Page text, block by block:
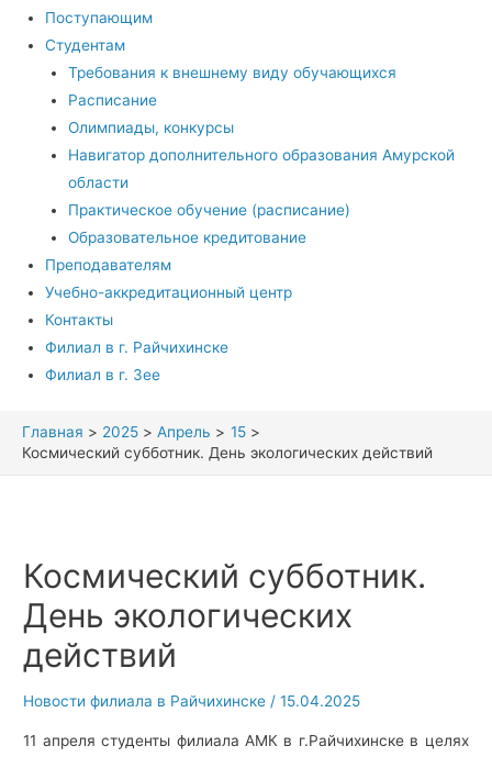
Поступающим
Студентам
Требования к внешнему виду обучающихся
Расписание
Олимпиады, конкурсы
Навигатор дополнительного образования Амурской
области
Практическое обучение (расписание)
Образовательное кредитование
Преподавателям
Учебно-аккредитационный центр
Контакты
Филиал в г. Райчихинске
Филиал в г. Зее
Главная 2025 Апрель
15
Космический субботник. День экологических действий
Космический субботник.
День экологических
действий
Новости филиала в Райчихинске /15.04.2025
11 апреля студенты филиала АМК в г.Райчихинске в целях